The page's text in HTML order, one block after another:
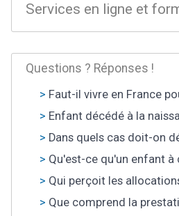
Services en ligne et
Questions ? Réponses !
Faut-il vivre en France
Enfant décédé à la
Dans quels cas doit-on
Qu'est-ce qu'un enfant
Qui perçoit les
Que comprend la